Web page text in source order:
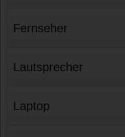
Fernseher
Lautsprecher
Laptop